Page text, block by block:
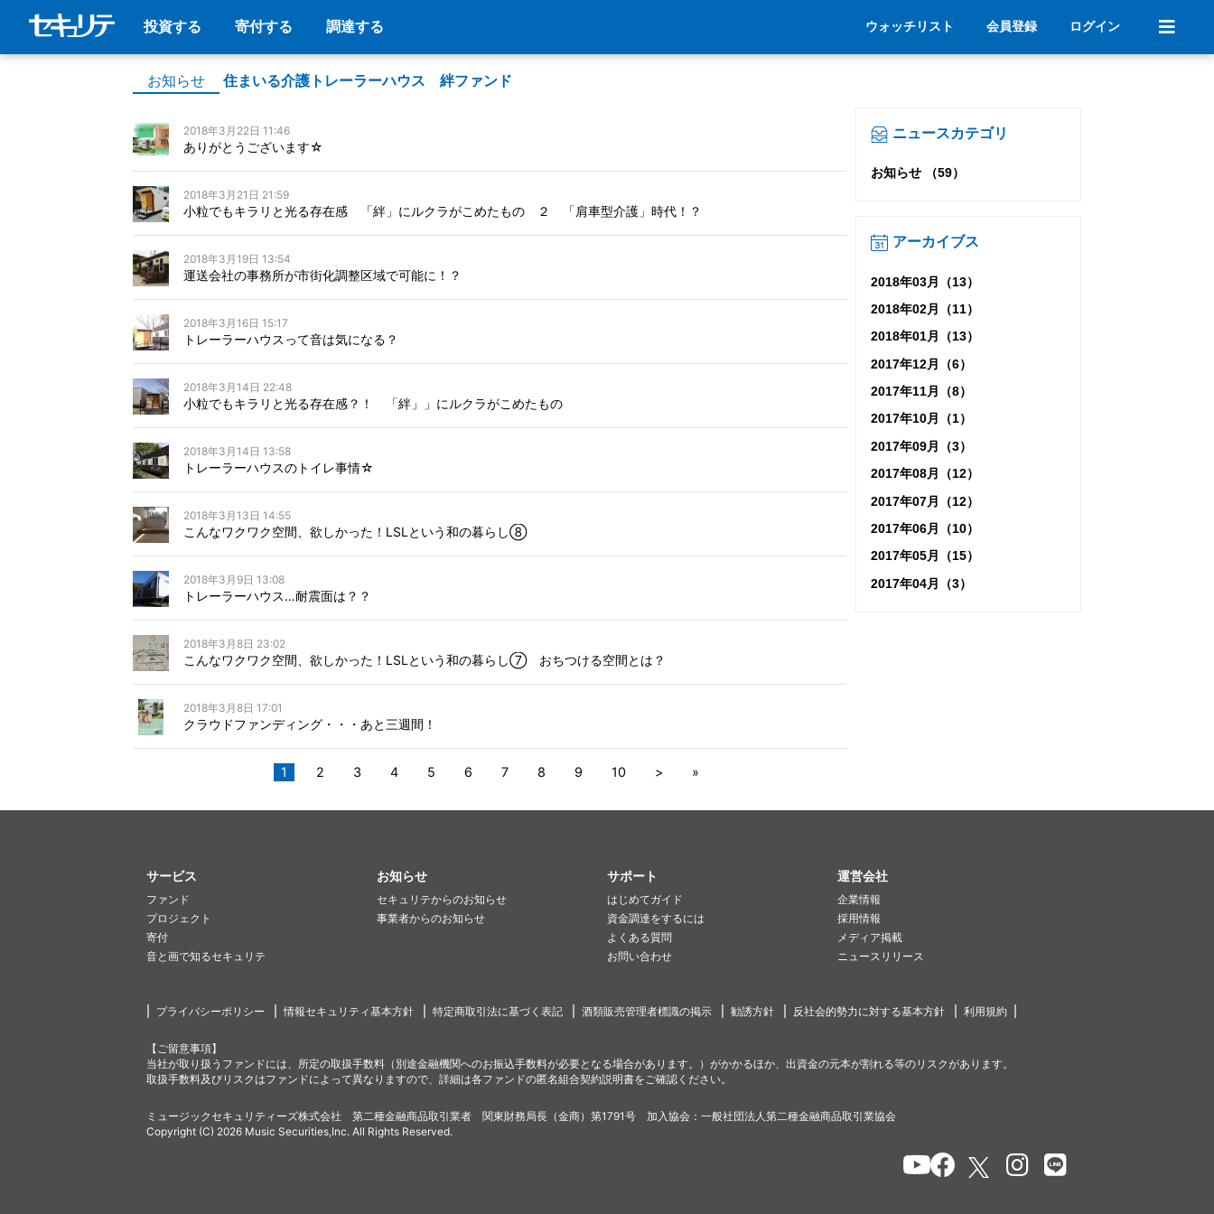
投資する 寄付する 調達する ウォッチリスト 会員登録 ログイン
お知らせ 住まいる介護トレーラーハウス 絆ファンド
2018年3月22日 11:46
ありがとうございます☆
2018年3月21日 21:59
小粒でもキラリと光る存在感 「絆」にルクラがこめたもの ２ 「肩車型介護」時代！？
2018年3月19日 13:54
運送会社の事務所が市街化調整区域で可能に！？
2018年3月16日 15:17
トレーラーハウスって音は気になる？
2018年3月14日 22:48
小粒でもキラリと光る存在感？！ 「絆」」にルクラがこめたもの
2018年3月14日 13:58
トレーラーハウスのトイレ事情☆
2018年3月13日 14:55
こんなワクワク空間、欲しかった！LSLという和の暮らし⑧
2018年3月9日 13:08
トレーラーハウス…耐震面は？？
2018年3月8日 23:02
こんなワクワク空間、欲しかった！LSLという和の暮らし⑦ おちつける空間とは？
2018年3月8日 17:01
クラウドファンディング・・・あと三週間！
1 2 3 4 5 6 7 8 9 10 > »
ニュースカテゴリ
お知らせ （59）
アーカイブス
2018年03月（13）
2018年02月（11）
2018年01月（13）
2017年12月（6）
2017年11月（8）
2017年10月（1）
2017年09月（3）
2017年08月（12）
2017年07月（12）
2017年06月（10）
2017年05月（15）
2017年04月（3）
サービス
ファンド
プロジェクト
寄付
音と画で知るセキュリテ
お知らせ
セキュリテからのお知らせ
事業者からのお知らせ
サポート
はじめてガイド
資金調達をするには
よくある質問
お問い合わせ
運営会社
企業情報
採用情報
メディア掲載
ニュースリリース
プライバシーポリシー 情報セキュリティ基本方針 特定商取引法に基づく表記 酒類販売管理者標識の掲示 勧誘方針 反社会的勢力に対する基本方針 利用規約
【ご留意事項】
当社が取り扱うファンドには、所定の取扱手数料（別途金融機関へのお振込手数料が必要となる場合があります。）がかかるほか、出資金の元本が割れる等のリスクがあります。
取扱手数料及びリスクはファンドによって異なりますので、詳細は各ファンドの匿名組合契約説明書をご確認ください。
ミュージックセキュリティーズ株式会社 第二種金融商品取引業者 関東財務局長（金商）第1791号 加入協会：一般社団法人第二種金融商品取引業協会
Copyright (C) 2026 Music Securities,Inc. All Rights Reserved.